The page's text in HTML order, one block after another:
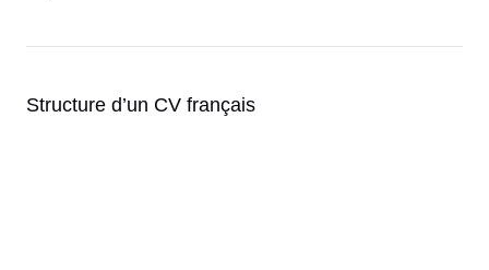
Structure d’un CV français